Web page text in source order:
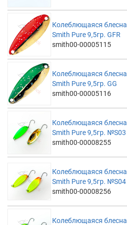
Колеблющаяся блесна
Smith Pure 9,5гр. GFR
smith00-00005115
Колеблющаяся блесна
Smith Pure 9,5гр. GG
smith00-00005116
Колеблющаяся блесна
Smith Pure 9,5гр. №S03
smith00-00008255
Колеблющаяся блесна
Smith Pure 9,5гр. №S04
smith00-00008256
Колеблющаяся блесна